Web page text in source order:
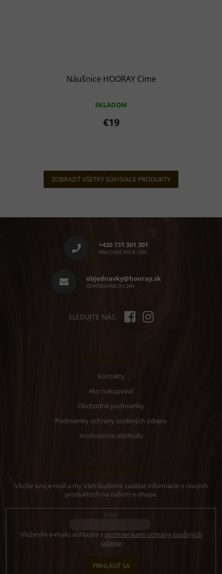
Náušnice HOORAY Cime
SKLADOM
€19
ZOBRAZIŤ VŠETKY SÚVISIACE PRODUKTY
Z
+420 731 301 301
PRACOVNÉ DNI 8 - 15H
objednavky@hooray.sk
ODPOVEDÁME DO 24H
SLEDUJTE NÁS:
Kontakty
Ako nakupovať
Obchodné podmienky
Podmienky ochrany osobných údajov
Hodnotenie obchodu
Vložte svoj e-mail a my Vám budeme zasielať informácie o nových
produktoch na našom e-shope.
Email
Vložením e-mailu súhlasíte s podmienkami ochrany osobných
údajov
PRIHLÁSIŤ SA